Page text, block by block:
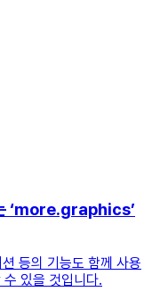
‘more.graphics’
등의 기능도 함께 사용
있을 것입니다.